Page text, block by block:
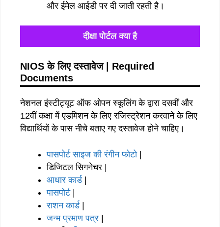
और ईमेल आईडी पर दी जाती रहती है।
दीक्षा पोर्टल क्या है
NIOS के लिए दस्तावेज | Required
Documents
नेशनल इंस्टीट्यूट ऑफ ओपन स्कूलिंग के द्वारा दसवीं और
12वीं कक्षा में एडमिशन के लिए रजिस्ट्रेशन करवाने के लिए
विद्यार्थियों के पास नीचे बताए गए दस्तावेज होने चाहिए।
पासपोर्ट साइज की रंगीन फोटो |
डिजिटल सिगनेचर |
आधार कार्ड|
पासपोर्ट|
राशन कार्ड |
जन्म प्रमाण पत्र |